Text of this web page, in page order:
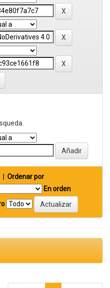
Ordenar por
En orden